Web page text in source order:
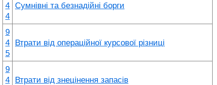
4
4
Сумнівні та безнадійні борги
9
4
5
Втрати від операційної курсової різниці
9
4 Втрати від знецінення запасів